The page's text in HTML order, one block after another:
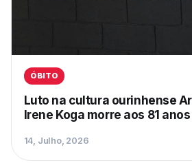
ÓBITO
Luto na cultura ourinhense
Irene Koga morre aos 81 anos
14, Julho, 2026